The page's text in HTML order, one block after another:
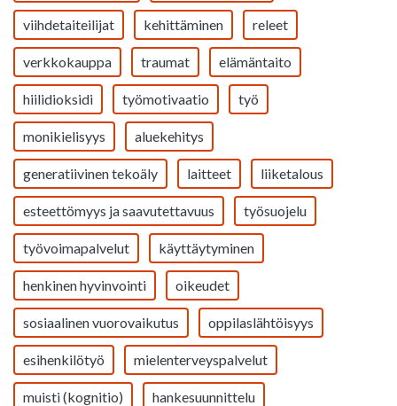
viihdetaiteilijat kehittäminen releet
verkkokauppa traumat elämäntaito
hiilidioksidi työmotivaatio työ
monikielisyys aluekehitys
generatiivinen tekoäly laitteet liiketalous
esteettömyys ja saavutettavuus työsuojelu
työvoimapalvelut käyttäytyminen
henkinen hyvinvointi oikeudet
sosiaalinen vuorovaikutus oppilaslähtöisyys
esihenkilötyö mielenterveyspalvelut
muisti (kognitio) hankesuunnittelu